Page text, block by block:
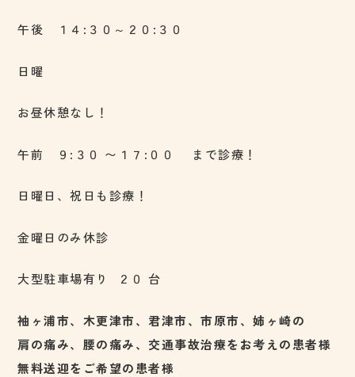
午後 １４:３０～２０:３０
日曜
お昼休憩なし！
午前 ９:３０ 〜１７:００ まで診療！
日曜日、祝日も診療！
金曜日のみ休診
大型駐車場有り ２０ 台
袖ヶ浦市、木更津市、君津市、市原市、姉ヶ崎の
肩の痛み、腰の痛み、交通事故治療をお考えの患者様
無料送迎をご希望の患者様